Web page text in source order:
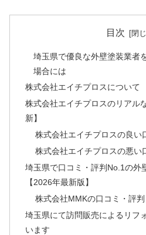
目次
埼玉県で優良な外壁塗装業者
場合には
株式会社エイチプロスについて
株式会社エイチプロスのリアル
新】
株式会社エイチプロスの良い
株式会社エイチプロスの悪い
埼玉県で口コミ・評判No.1の外
【2026年最新版】
株式会社MMKの口コミ・評判
埼玉県にて訪問販売によるリフ
います